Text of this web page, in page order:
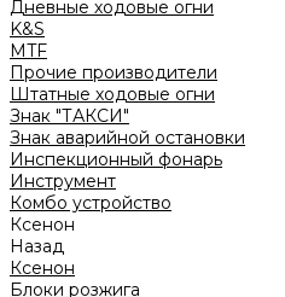
Дневные ходовые огни
K&S
MTF
Прочие производители
Штатные ходовые огни
Знак "ТАКСИ"
Знак аварийной остановки
Инспекционный фонарь
Инструмент
Комбо устройство
Ксенон
Назад
Ксенон
Блоки розжига